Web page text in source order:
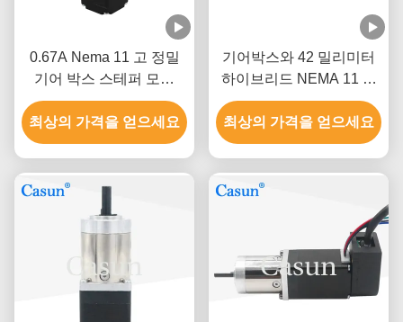
0.67A Nema 11 고 정밀
기어 박스 스테퍼 모터
55mN.M 좌표 측정 장치
최상의 가격을 얻으세요
기어박스와 42 밀리미터
하이브리드 NEMA 11 기
어 스텝 모터 작은 스텝 모
터
최상의 가격을 얻으세요